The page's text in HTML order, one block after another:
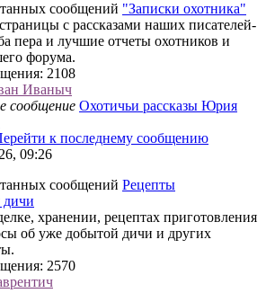
"Записки охотника"
с рассказами наших писателей-
пера и лучшие отчеты охотников и
форума.
: 2108
Иваныч
сообщение Охотичьи рассказы Юрия
к последнему сообщению
09:26
Рецепты
дичи
хранении, рецептах приготовления
об уже добытой дичи и других
: 2570